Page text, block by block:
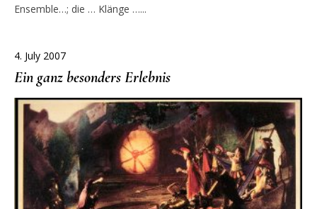
Ensemble…; die … Klänge …...
4. July 2007
Ein ganz besonders Erlebnis